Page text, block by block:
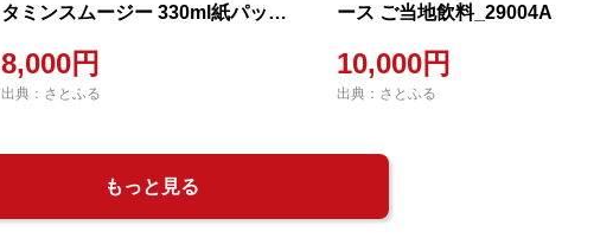
タミンスムージー 330ml紙パック
8,000円
出典：さとふる
ース ご当地飲料_29004A
10,000円
出典：さとふる
もっと見る